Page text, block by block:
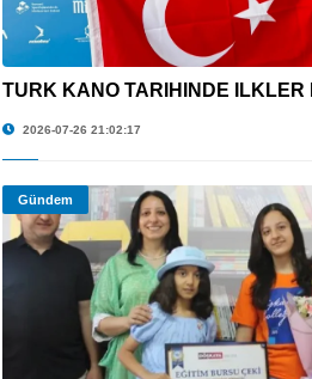
TÜRK KANO TARİHİNDE İLKLER
2026-07-26 21:02:17
Gündem